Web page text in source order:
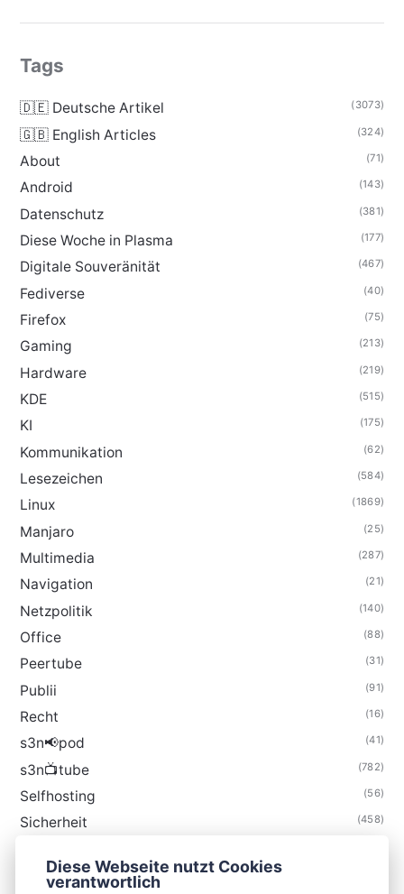
Tags
🇩🇪 Deutsche Artikel (3073)
🇬🇧 English Articles (324)
About (71)
Android (143)
Datenschutz (381)
Diese Woche in Plasma (177)
Digitale Souveränität (467)
Fediverse (40)
Firefox (75)
Gaming (213)
Hardware (219)
KDE (515)
KI (175)
Kommunikation (62)
Lesezeichen (584)
Linux (1869)
Manjaro (25)
Multimedia (287)
Navigation (21)
Netzpolitik (140)
Office (88)
Peertube (31)
Publii (91)
Recht (16)
s3n📢pod (41)
s3n📺tube (782)
Selfhosting (56)
Sicherheit (458)
Thunderbird
Diese Webseite nutzt Cookies
verantwortlich